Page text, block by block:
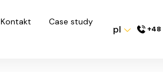
Kontakt
Case study
pl +48